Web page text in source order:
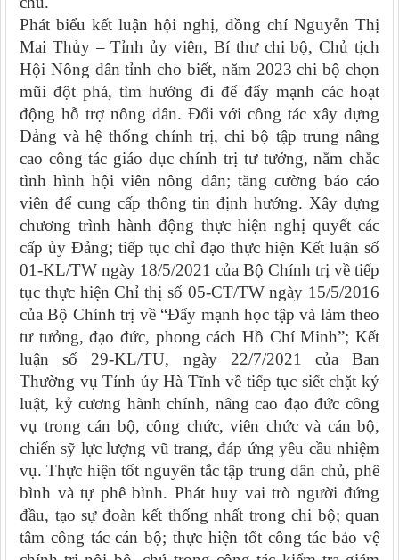
Phát biểu kết luận hội nghị, đồng chí Nguyễn Thị
Mai Thủy – Tỉnh ủy viên, Bí thư chi bộ, Chủ tịch
Hội Nông dân tỉnh cho biết, năm 2023 chi bộ chọn
mũi đột phá, tìm hướng đi để đẩy mạnh các hoạt
động hỗ trợ nông dân. Đối với công tác xây dựng
Đảng và hệ thống chính trị, chi bộ tập trung nâng
cao công tác giáo dục chính trị tư tưởng, nắm chắc
tình hình hội viên nông dân; tăng cường báo cáo
viên để cung cấp thông tin định hướng. Xây dựng
chương trình hành động thực hiện nghị quyết các
cấp ủy Đảng; tiếp tục chỉ đạo thực hiện Kết luận số
01-KL/TW ngày 18/5/2021 của Bộ Chính trị về tiếp
tục thực hiện Chỉ thị số 05-CT/TW ngày 15/5/2016
của Bộ Chính trị về “Đẩy mạnh học tập và làm theo
tư tưởng, đạo đức, phong cách Hồ Chí Minh”; Kết
luận số 29-KL/TU, ngày 22/7/2021 của Ban
Thường vụ Tỉnh ủy Hà Tĩnh về tiếp tục siết chặt kỷ
luật, kỷ cương hành chính, nâng cao đạo đức công
vụ trong cán bộ, công chức, viên chức và cán bộ,
chiến sỹ lực lượng vũ trang, đáp ứng yêu cầu nhiệm
vụ. Thực hiện tốt nguyên tắc tập trung dân chủ, phê
bình và tự phê bình. Phát huy vai trò người đứng
đầu, tạo sự đoàn kết thống nhất trong chi bộ; quan
tâm công tác cán bộ; thực hiện tốt công tác bảo vệ